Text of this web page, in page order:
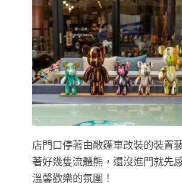
店門口停著由敞篷車改裝的裝置
著好幾隻流體熊，還沒進門就先
溫馨歡樂的氛圍！